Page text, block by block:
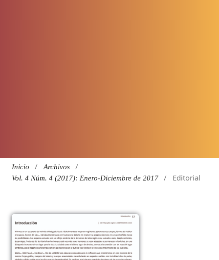
Inicio / Archivos /
Vol. 4 Núm. 4 (2017): Enero-Diciembre de 2017 / Editorial